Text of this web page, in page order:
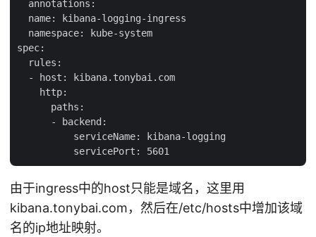
  annotations:
  name: kibana-logging-ingress
  namespace: kube-system
spec:
  rules:
  - host: kibana.tonybai.com
    http:
      paths:
      - backend:
          serviceName: kibana-logging
由于ingress中的host只能是域名，这里用
kibana.tonybai.com，然后在/etc/hosts中增加该域
名的ip地址映射。